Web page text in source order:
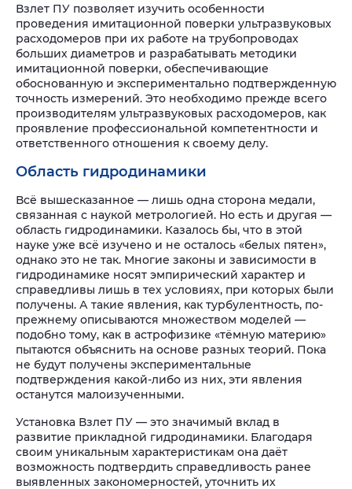
Взлет ПУ позволяет изучить особенности
проведения имитационной поверки ультразвуковых
расходомеров при их работе на трубопроводах
больших диаметров и разрабатывать методики
имитационной поверки, обеспечивающие
обоснованную и экспериментально подтвержденную
точность измерений. Это необходимо прежде всего
производителям ультразвуковых расходомеров, как
проявление профессиональной компетентности и
ответственного отношения к своему делу.
Область гидродинамики
Всё вышесказанное — лишь одна сторона медали,
связанная с наукой метрологией. Но есть и другая —
область гидродинамики. Казалось бы, что в этой
науке уже всё изучено и не осталось «белых пятен»,
однако это не так. Многие законы и зависимости в
гидродинамике носят эмпирический характер и
справедливы лишь в тех условиях, при которых были
получены. А такие явления, как турбулентность, по-
прежнему описываются множеством моделей —
подобно тому, как в астрофизике «тёмную материю»
пытаются объяснить на основе разных теорий. Пока
не будут получены экспериментальные
подтверждения какой-либо из них, эти явления
останутся малоизученными.
Установка Взлет ПУ — это значимый вклад в
развитие прикладной гидродинамики. Благодаря
своим уникальным характеристикам она даёт
возможность подтвердить справедливость ранее
выявленных закономерностей, уточнить их